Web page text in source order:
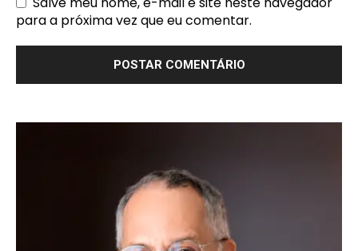
para a próxima vez que eu comentar.